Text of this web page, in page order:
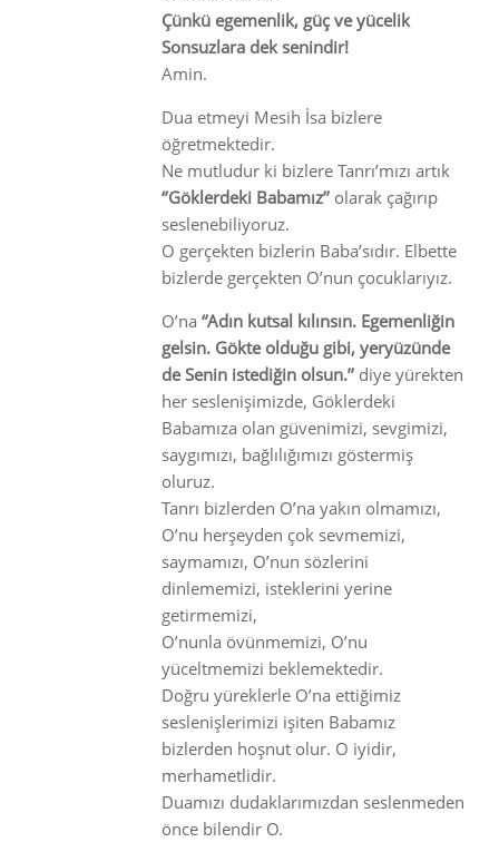
Çünkü egemenlik, güç ve yücelik
Sonsuzlara dek senindir!
Amin.
Dua etmeyi Mesih İsa bizlere
öğretmektedir.
Ne mutludur ki bizlere Tanrı’mızı artık
‘’Göklerdeki Babamız’’ olarak çağırıp
seslenebiliyoruz.
O gerçekten bizlerin Baba’sıdır. Elbette
bizlerde gerçekten O’nun çocuklarıyız.
O’na ‘’Adın kutsal kılınsın. Egemenliğin
gelsin. Gökte olduğu gibi, yeryüzünde
de Senin istediğin olsun.’’ diye yürekten
her seslenişimizde, Göklerdeki
Babamıza olan güvenimizi, sevgimizi,
saygımızı, bağlılığımızı göstermiş
oluruz.
Tanrı bizlerden O’na yakın olmamızı,
O’nu herşeyden çok sevmemizi,
saymamızı, O’nun sözlerini
dinlememizi, isteklerini yerine
getirmemizi,
O’nunla övünmemizi, O’nu
yüceltmemizi beklemektedir.
Doğru yüreklerle O’na ettiğimiz
seslenişlerimizi işiten Babamız
bizlerden hoşnut olur. O iyidir,
merhametlidir.
Duamızı dudaklarımızdan seslenmeden
önce bilendir O.